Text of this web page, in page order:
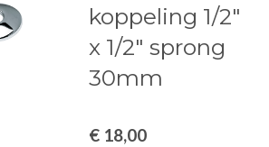
koppeling 1/2"
x 1/2" sprong
30mm
€ 18,00